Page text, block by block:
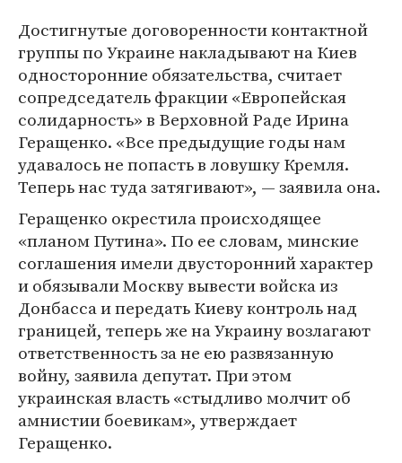
Достигнутые договоренности контактной
группы по Украине накладывают на Киев
односторонние обязательства, считает
сопредседатель фракции «Европейская
солидарность» в Верховной Раде Ирина
Геращенко. «Все предыдущие годы нам
удавалось не попасть в ловушку Кремля.
Теперь нас туда затягивают», — заявила она.
Геращенко окрестила происходящее
«планом Путина». По ее словам, минские
соглашения имели двусторонний характер
и обязывали Москву вывести войска из
Донбасса и передать Киеву контроль над
границей, теперь же на Украину возлагают
ответственность за не ею развязанную
войну, заявила депутат. При этом
украинская власть «стыдливо молчит об
амнистии боевикам», утверждает
Геращенко.